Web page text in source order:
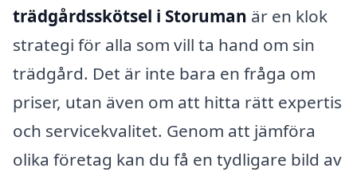
trädgårdsskötsel i Storuman är en klok
strategi för alla som vill ta hand om sin
trädgård. Det är inte bara en fråga om
priser, utan även om att hitta rätt expertis
och servicekvalitet. Genom att jämföra
olika företag kan du få en tydligare bild av